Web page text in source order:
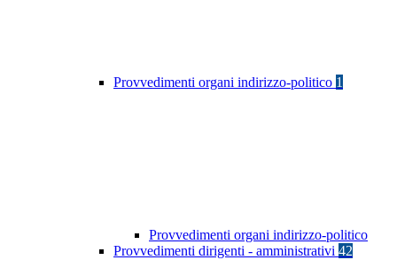
Provvedimenti organi indirizzo-politico 1
Provvedimenti organi indirizzo-politico
Provvedimenti dirigenti - amministrativi 42